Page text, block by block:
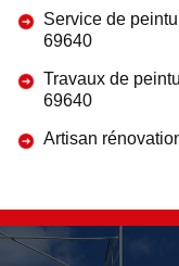
Service de
69640
Travaux de
69640
Artisan